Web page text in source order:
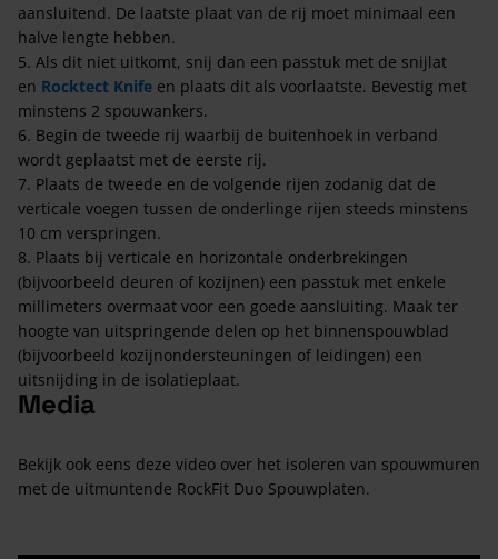
aansluitend. De laatste plaat van de rij moet minimaal een
halve lengte hebben.
5. Als dit niet uitkomt, snij dan een passtuk met de snijlat
en Rocktect Knife en plaats dit als voorlaatste. Bevestig met
minstens 2 spouwankers.
​6. Begin de tweede rij waarbij de buitenhoek in verband
wordt geplaatst met de eerste rij.
7. Plaats de tweede en de volgende rijen zodanig dat de
verticale voegen tussen de onderlinge rijen steeds minstens
10 cm verspringen.
8. Plaats bij verticale en horizontale onderbrekingen
(bijvoorbeeld deuren of kozijnen) een passtuk met enkele
millimeters overmaat voor een goede aansluiting. Maak ter
hoogte van uitspringende delen op het binnenspouwblad
(bijvoorbeeld kozijnondersteuningen of leidingen) een
uitsnijding in de isolatieplaat.
Media
Bekijk ook eens deze video over het isoleren van spouwmuren
met de uitmuntende RockFit Duo Spouwplaten.